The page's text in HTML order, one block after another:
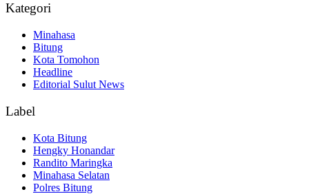
Kategori
Minahasa
Bitung
Kota Tomohon
Headline
Editorial Sulut News
Label
Kota Bitung
Hengky Honandar
Randito Maringka
Minahasa Selatan
Polres Bitung